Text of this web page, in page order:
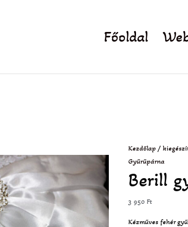
Főoldal
Kezdőlap /
Gyűrűpárna
Berill
3 950 Ft
Kézműves fehér